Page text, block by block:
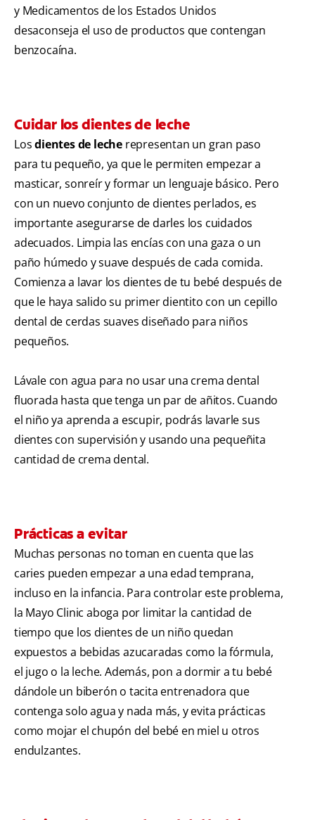
y Medicamentos de los Estados Unidos
desaconseja el uso de productos que contengan
benzocaína.
Cuidar los dientes de leche
Losdientes de leche representan un gran paso
para tu pequeño, ya que le permiten empezar a
masticar, sonreír y formar un lenguaje básico. Pero
con un nuevo conjunto de dientes perlados, es
importante asegurarse de darles los cuidados
adecuados. Limpia las encías con una gaza o un
paño húmedo y suave después de cada comida.
Comienza a lavar los dientes de tu bebé después de
que le haya salido su primer dientito con un cepillo
dental de cerdas suaves diseñado para niños
pequeños.
Lávale con agua para no usar una crema dental
fluorada hasta que tenga un par de añitos. Cuando
el niño ya aprenda a escupir, podrás lavarle sus
dientes con supervisión y usando una pequeñita
cantidad de crema dental.
Prácticas a evitar
Muchas personas no toman en cuenta que las
caries pueden empezar a una edad temprana,
incluso en la infancia. Para controlar este problema,
la Mayo Clinic aboga por limitar la cantidad de
tiempo que los dientes de un niño quedan
expuestos a bebidas azucaradas como la fórmula,
el jugo o la leche. Además, pon a dormir a tu bebé
dándole un biberón o tacita entrenadora que
contenga solo agua y nada más, y evita prácticas
como mojar el chupón del bebé en miel u otros
endulzantes.